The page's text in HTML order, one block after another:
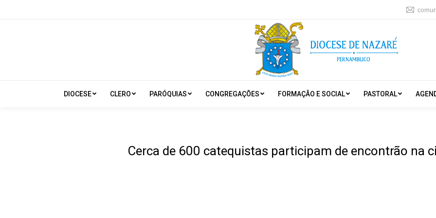
DIOCESE CLERO PARÓQUIAS CONGREGAÇÕES FORMAÇÃO E SOCIAL PASTORAL
Cerca de 600 catequistas participam de encontrão na